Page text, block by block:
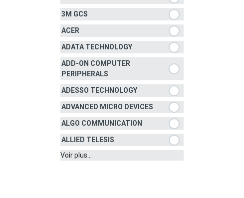
3M GCS
ACER
ADATA TECHNOLOGY
ADD-ON COMPUTER
PERIPHERALS
ADESSO TECHNOLOGY
ADVANCED MICRO DEVICES
ALGO COMMUNICATION
ALLIED TELESIS
Voir plus...